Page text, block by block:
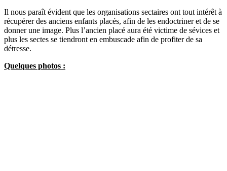
Il nous paraît évident que les organisations sectaires ont tout intérêt à
récupérer des anciens enfants placés, afin de les endoctriner et de se
donner une image. Plus l’ancien placé aura été victime de sévices et
plus les sectes se tiendront en embuscade afin de profiter de sa
détresse.
Quelques photos :